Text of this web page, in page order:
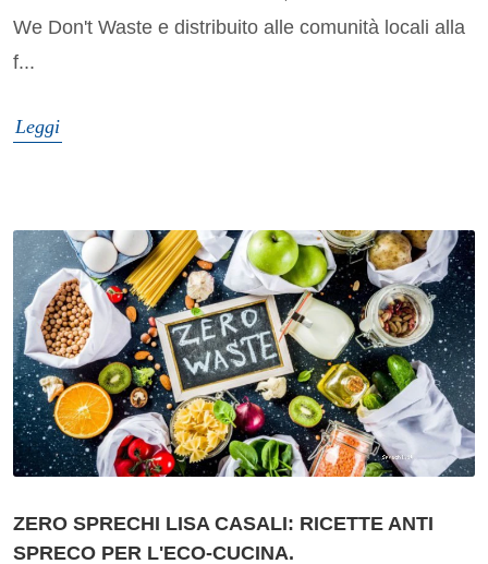
We Don't Waste e distribuito alle comunità locali alla
f...
Leggi
ZERO SPRECHI LISA CASALI: RICETTE ANTI
SPRECO PER L'ECO-CUCINA.